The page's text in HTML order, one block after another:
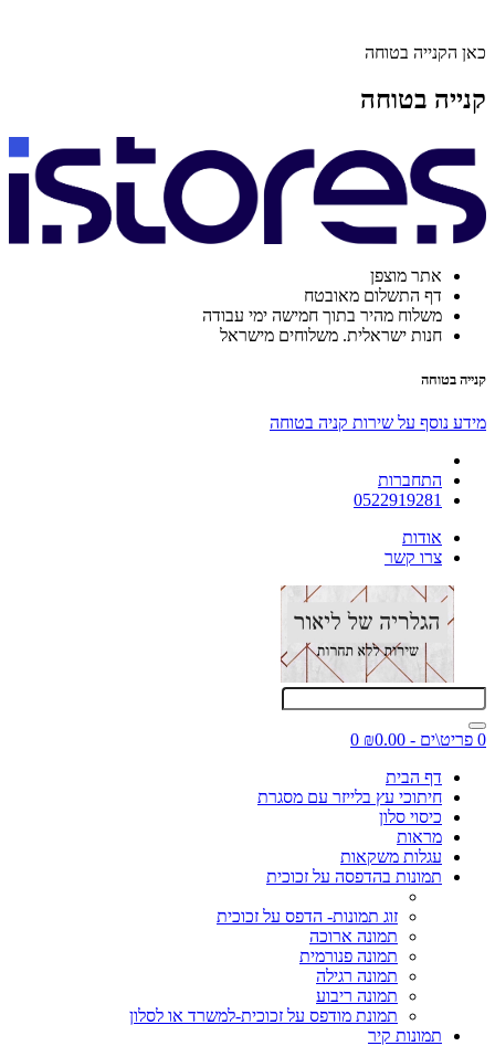
כאן הקנייה בטוחה
קנייה בטוחה
אתר מוצפן
דף התשלום מאובטח
משלוח מהיר בתוך חמישה ימי עבודה
חנות ישראלית. משלוחים מישראל
קנייה בטוחה
מידע נוסף על שירות קניה בטוחה
התחברות
0522919281
אודות
צרו קשר
0 פריט\ים - ₪0.00
0
דף הבית
חיתוכי עץ בלייזר עם מסגרת
כיסוי סלון
מראות
עגלות משקאות
תמונות בהדפסה על זכוכית
זוג תמונות- הדפס על זכוכית
תמונה ארוכה
תמונה פנורמית
תמונה רגילה
תמונה ריבוע
תמונת מודפס על זכוכית-למשרד או לסלון
תמונות קיר